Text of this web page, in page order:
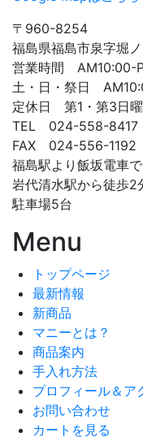
〒960-8254
福島県福島市泉字堀
営業時間 AM10:00-
土・日・祭日
定休日 第1・第3日
TEL 024-558-8417
FAX 024-556-1192
福島駅より飯坂電車
岩代清水駅から徒歩2
駐車場5台
Menu
トップページ
最新情報
新商品
マニーとは？
商品案内
手入れ方法
プロフィール＆ア
お問い合わせ
カートを見る